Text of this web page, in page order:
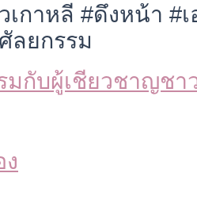
เกาหลี #ดึงหน้า #
ลยกรรม
ง